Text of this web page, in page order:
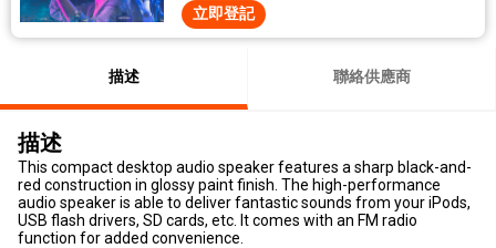
立即登記
描述 聯絡供應商
描述
This compact desktop audio speaker features a sharp black-and-
red construction in glossy paint finish. The high-performance
audio speaker is able to deliver fantastic sounds from your iPods,
USB flash drivers, SD cards, etc. It comes with an FM radio
function for added convenience.